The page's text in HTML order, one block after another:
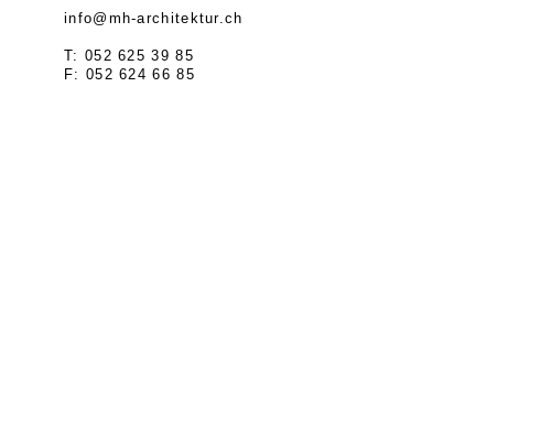
info@mh-architektur.ch
T: 052 625 39 85
F: 052 624 66 85